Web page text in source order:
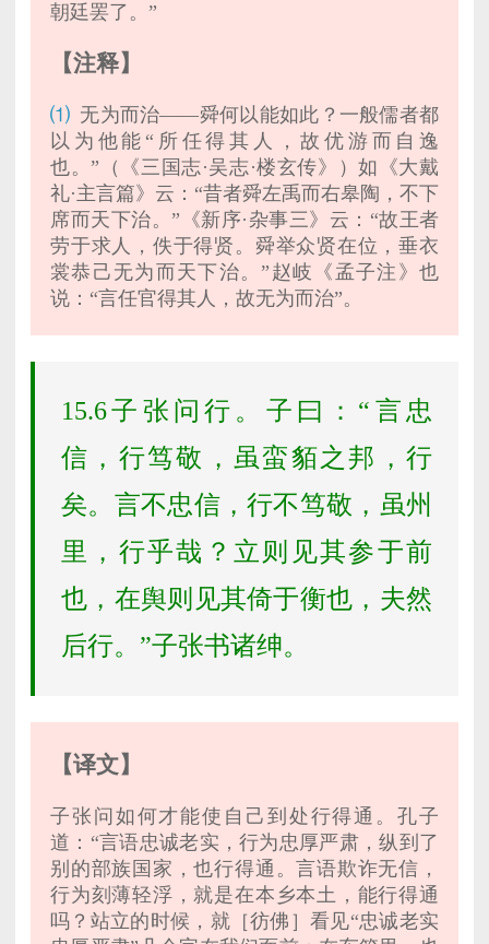
朝廷罢了。”
【注释】
⑴ 无为而治——舜何以能如此？一般儒者都
以为他能“所任得其人，故优游而自逸
也。”（《三国志·吴志·楼玄传》）如《大戴
礼·主言篇》云：“昔者舜左禹而右皋陶，不下
席而天下治。”《新序·杂事三》云：“故王者
劳于求人，佚于得贤。舜举众贤在位，垂衣
裳恭己无为而天下治。”赵岐《孟子注》也
说：“言任官得其人，故无为而治”。
15.6子张问行。子曰：“言忠
信，行笃敬，虽蛮貊之邦，行
矣。言不忠信，行不笃敬，虽州
里，行乎哉？立则见其参于前
也，在舆则见其倚于衡也，夫然
后行。”子张书诸绅。
【译文】
子张问如何才能使自己到处行得通。孔子
道：“言语忠诚老实，行为忠厚严肃，纵到了
别的部族国家，也行得通。言语欺诈无信，
行为刻薄轻浮，就是在本乡本土，能行得通
吗？站立的时候，就［彷佛］看见“忠诚老实